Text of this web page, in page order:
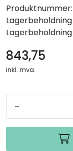
Produktnummer:
Lagerbeholdning
Lagerbeholdning
843,75
inkl. mva.
-